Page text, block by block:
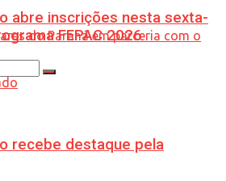
recebe destaque pela
abre inscrições nesta sexta-
FEPAC 2026